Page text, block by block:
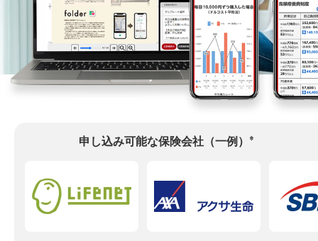
申し込み可能な保険会社（一例） ※